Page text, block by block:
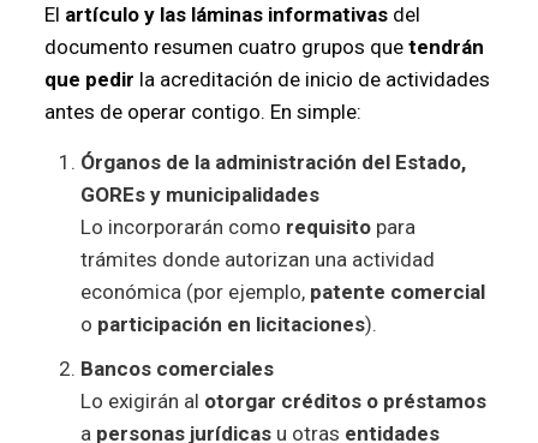
El artículo y las láminas informativasdel
documento resumen cuatro grupos que tendrán
que pedir la acreditación de inicio de actividades
antes de operar contigo. En simple:
Órganos de la administración del Estado,
GOREs y municipalidades
Lo incorporarán como requisitopara
trámites donde autorizan una actividad
económica (por ejemplo, patente comercial
o participación en licitaciones).
Bancos comerciales
Lo exigirán al otorgar créditos o préstamos
a personas jurídicasu otras entidades